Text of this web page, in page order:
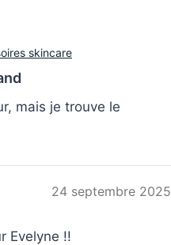
skincare
mais je trouve le
24 septembre 2025
Evelyne !!